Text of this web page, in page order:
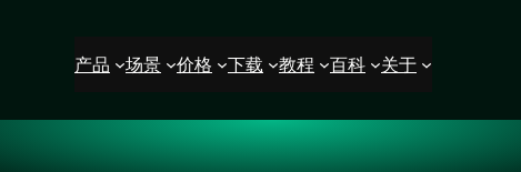
产品 场景 价格 下载 教程 百科 关于